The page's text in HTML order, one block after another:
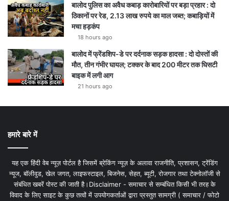
बालोद पुलिस का अवैध कबाड़ कारोबारियों पर बड़ा प्रहार : दो
ठिकानों पर रेड, 2.13 लाख रुपये का माल जब्त; कबाड़ियों में
मचा हड़कंप
18 hours ago
बालोद में फ्रेंडशिप-डे पर दर्दनाक सड़क हादसा : दो दोस्तों की
मौत, तीन गंभीर घायल; टक्कर के बाद 200 मीटर तक घिसटी
बाइक में लगी आग
21 hours ago
हमारे बारे में
यह एक हिंदी वेब न्यूज़ पोर्टल है जिसमें ब्रेकिंग न्यूज़ के अलावा राजनीति, प्रशासन, ट्रेंडिंग
न्यूज, बॉलीवुड, खेल जगत, लाइफस्टाइल, बिजनेस, सेहत, ब्यूटी, रोजगार तथा टेक्नोलॉजी से
संबंधित खबरें पोस्ट की जाती है।Disclaimer - समाचार से सम्बंधित किसी भी तरह के
विवाद के लिए साइट के कुछ तत्वों में उपयोगकर्ताओं द्वारा प्रस्तुत सामग्री ( समाचार / फोटो